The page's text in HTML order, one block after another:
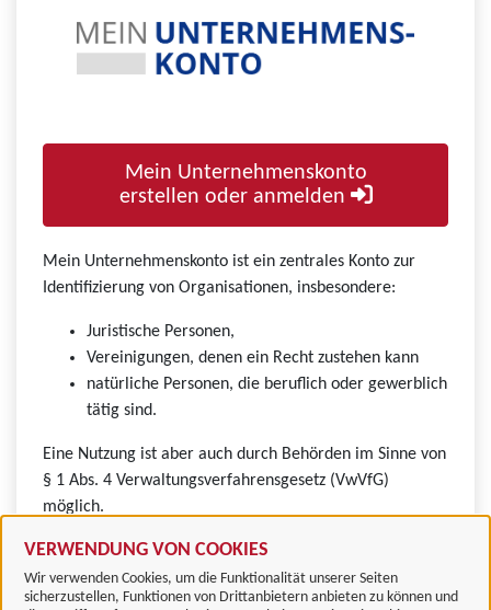
VERWENDUNG VON COOKIES
Wir verwenden Cookies, um die Funktionalität unserer Seiten
sicherzustellen, Funktionen von Drittanbietern anbieten zu können und
Mein Unternehmenskonto
erstellen oder anmelden
Mein Unternehmenskonto ist ein zentrales Konto zur
Identifizierung von Organisationen, insbesondere:
Juristische Personen,
Vereinigungen, denen ein Recht zustehen kann
natürliche Personen, die beruflich oder gewerblich
tätig sind.
Eine Nutzung ist aber auch durch Behörden im Sinne von
§ 1 Abs. 4 Verwaltungsverfahrensgesetz (VwVfG)
möglich.